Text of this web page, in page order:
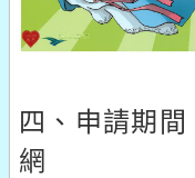
四、申請期
網